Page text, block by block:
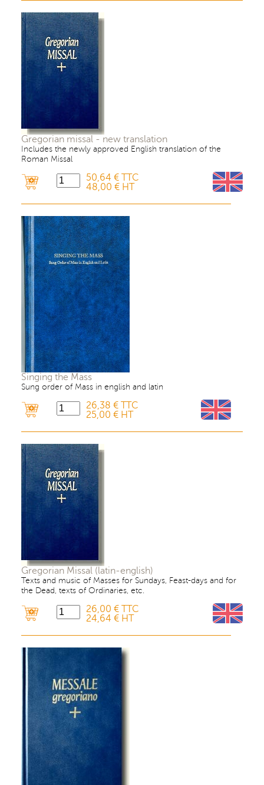
Gregorian missal - new translation
Includes the newly approved English translation of the
Roman Missal
50,64 € TTC
48,00 € HT
Singing the Mass
Sung order of Mass in english and latin
26,38 € TTC
25,00 € HT
Gregorian Missal (latin-english)
Texts and music of Masses for Sundays, Feast-days and for
the Dead, texts of Ordinaries, etc.
26,00 € TTC
24,64 € HT